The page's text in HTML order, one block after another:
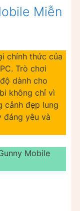
Miễn
chính thức của
Trò chơi
dành cho
không chỉ vì
cảnh đẹp lung
đáng yêu và
Mobile